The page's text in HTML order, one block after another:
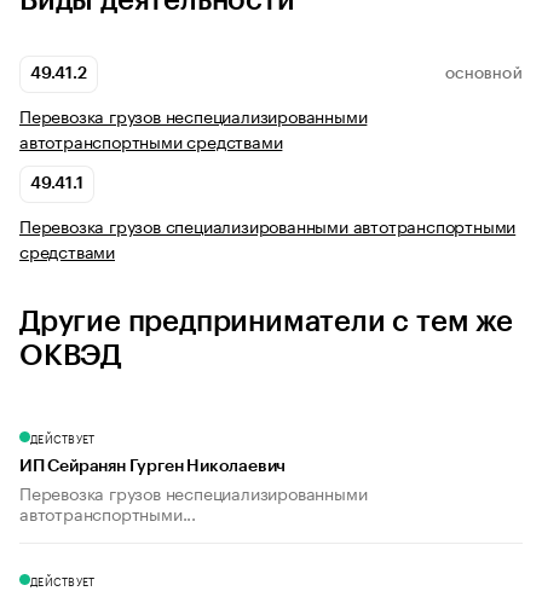
49.41.2 ОСНОВНОЙ
Перевозка грузов неспециализированными
автотранспортными средствами
49.41.1
Перевозка грузов специализированными автотранспортными
средствами
Другие предприниматели с тем же
ОКВЭД
ДЕЙСТВУЕТ
ИП Сейранян Гурген Николаевич
Перевозка грузов неспециализированными
автотранспортными...
ДЕЙСТВУЕТ